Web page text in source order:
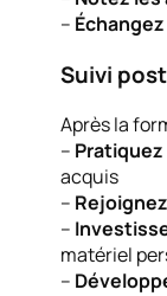
– Échangez
Suivi
Après la
–
acquis
–
–
matériel
–